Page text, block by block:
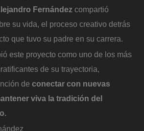
Fernández compartió
su vida, el proceso creativo detrás
que tuvo su padre en su carrera.
este proyecto como uno de los más
de su trayectoria,
de conectar con nuevas
viva la tradición del